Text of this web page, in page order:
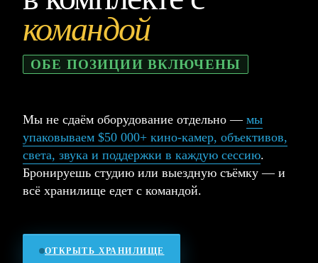
командой
ОБЕ ПОЗИЦИИ ВКЛЮЧЕНЫ
Мы не сдаём оборудование отдельно — мы
упаковываем $50 000+ кино-камер, объективов,
света, звука и поддержки в каждую сессию.
Бронируешь студию или выездную съёмку — и
всё хранилище едет с командой.
ОТКРЫТЬ ХРАНИЛИЩЕ